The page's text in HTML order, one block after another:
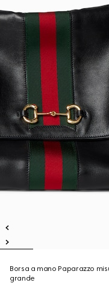
Borsa a mano Paparazzo
grande